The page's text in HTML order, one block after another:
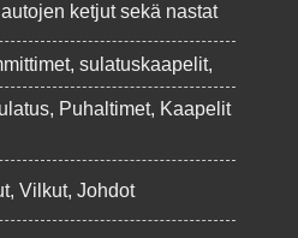
ketjut sekä nastat
sulatuskaapelit,
Puhaltimet, Kaapelit
Vilkut, Johdot